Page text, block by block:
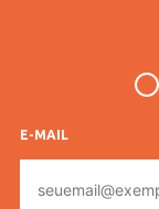
E-MAIL
mail